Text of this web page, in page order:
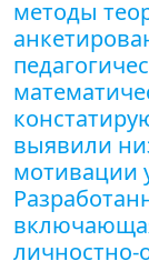
методы
выявили
мотивации